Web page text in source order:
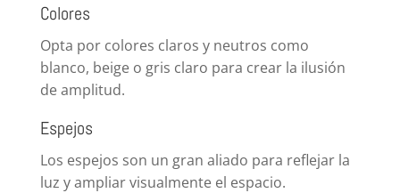
Colores
Opta por colores claros y neutros como
blanco, beige o gris claro para crear la ilusión
de amplitud.
Espejos
Los espejos son un gran aliado para reflejar la
luz y ampliar visualmente el espacio.